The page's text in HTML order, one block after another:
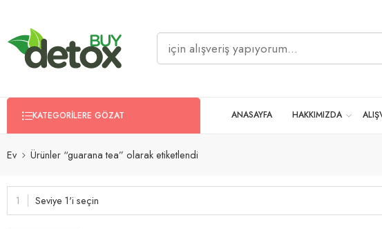
KATEGORILERE GÖZAT ANASAYFA HAKKIMIZDA
Ev Ürünler “guarana tea” olarak etiketlendi
Seviye 1'i seçin